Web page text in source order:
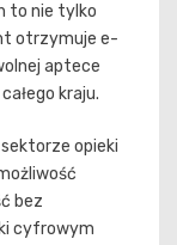
to nie tylko
otrzymuje e-
aptece
kraju.
opieki
bez
cyfrowym